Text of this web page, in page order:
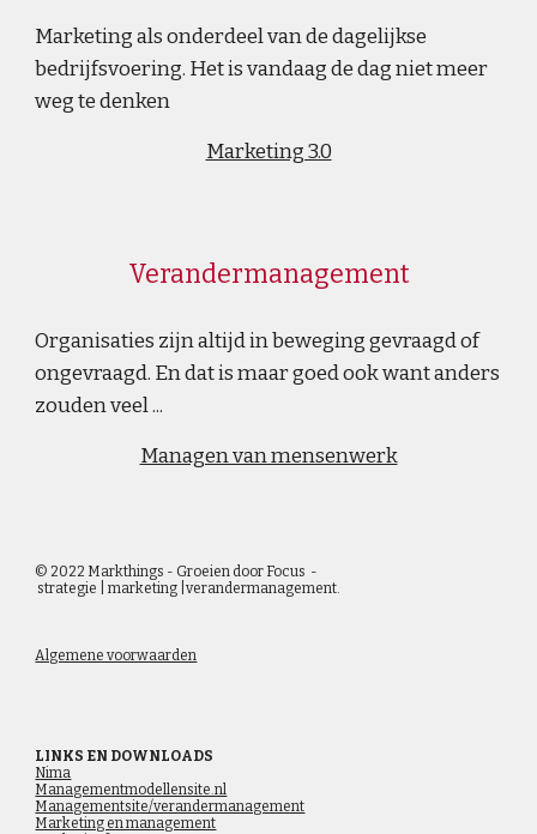
Marketing als onderdeel van de dagelijkse
bedrijfsvoering. Het is vandaag de dag niet meer
weg te denken
Marketing 3.0
Verandermanagement
Organisaties zijn altijd in beweging gevraagd of
ongevraagd. En dat is maar goed ook want anders
zouden veel ...
Managen van mensenwerk
© 2022 Markthings - Groeien door Focus  -
strategie
marketing |verandermanagement.
Algemene voorwaarden
LINKS EN DOWNLOADS
Nima
Managementmodellensite.nl
Managementsite/verandermanagement
Marketing en management